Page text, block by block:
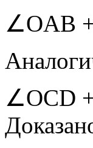
∠OАB
∠OCD